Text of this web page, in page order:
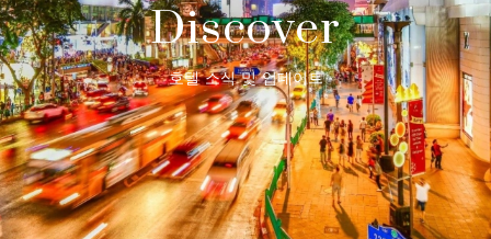
Discover
호텔 소식 및 업데이트